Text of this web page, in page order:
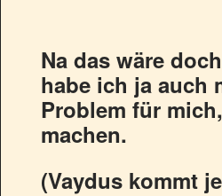
Na das wäre
habe ich ja auch
Problem für
machen.
(Vaydus kommt